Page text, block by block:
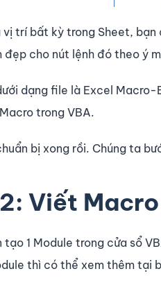
vị trí bất kỳ trong Sheet,
đẹp cho nút lệnh đó theo ý
dạng file là Excel
trong VBA.
bị xong rồi. Chúng ta
Viết
1 Module trong cửa sổ
thì có thể xem thêm tại